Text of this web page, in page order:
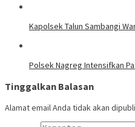
Kapolsek Talun Sambangi
Polsek Nagreg Intensifkan
Tinggalkan Balasan
Alamat email Anda tidak akan